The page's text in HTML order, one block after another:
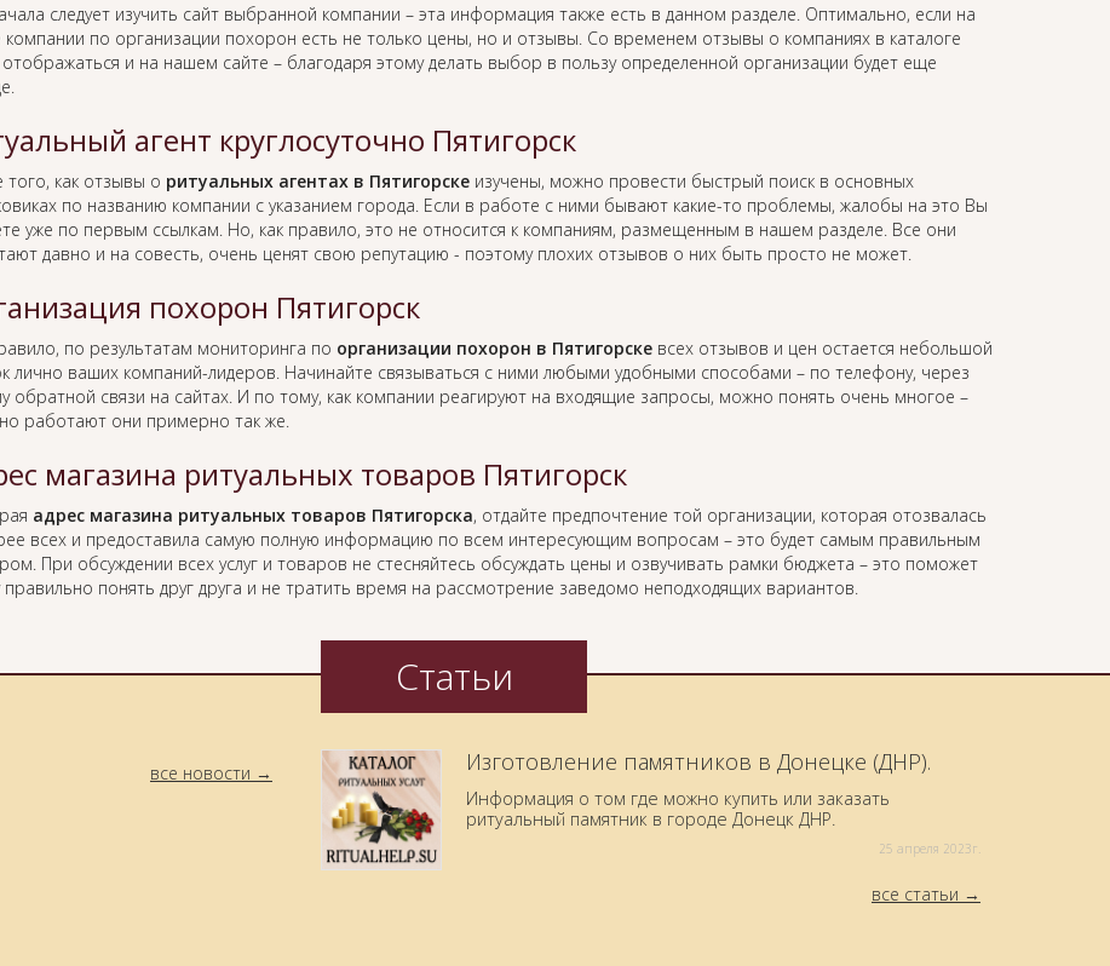
следует изучить сайт выбранной компании – эта информация также есть в данном разделе. Оптимально, если на
компании по организации похорон есть не только цены, но и отзывы. Со временем отзывы о компаниях в каталоге
отображаться и на нашем сайте – благодаря этому делать выбор в пользу определенной организации будет еще
агент круглосуточно Пятигорск
того, как отзывы о ритуальных агентах в Пятигорскеизучены, можно провести быстрый поиск в основных
по названию компании с указанием города. Если в работе с ними бывают какие-то проблемы, жалобы на это Вы
уже по первым ссылкам. Но, как правило, это не относится к компаниям, размещенным в нашем разделе. Все они
давно и на совесть, очень ценят свою репутацию - поэтому плохих отзывов о них быть просто не может.
похорон Пятигорск
по результатам мониторинга по организации похорон в Пятигорскевсех отзывов и цен остается небольшой
лично ваших компаний-лидеров. Начинайте связываться с ними любыми удобными способами – по телефону, через
обратной связи на сайтах. И по тому, как компании реагируют на входящие запросы, можно понять очень многое –
работают они примерно так же.
магазина ритуальных товаров Пятигорск
адрес магазина ритуальных товаров Пятигорска, отдайте предпочтение той организации, которая отозвалась
всех и предоставила самую полную информацию по всем интересующим вопросам – это будет самым правильным
При обсуждении всех услуг и товаров не стесняйтесь обсуждать цены и озвучивать рамки бюджета – это поможет
правильно понять друг друга и не тратить время на рассмотрение заведомо неподходящих вариантов.
все новости
Статьи
Изготовление памятников в Донецке (ДНР).
Информация о том где можно купить или заказать
ритуальный памятник в городе Донецк ДНР.
25 aпреля 2023г.
все статьи